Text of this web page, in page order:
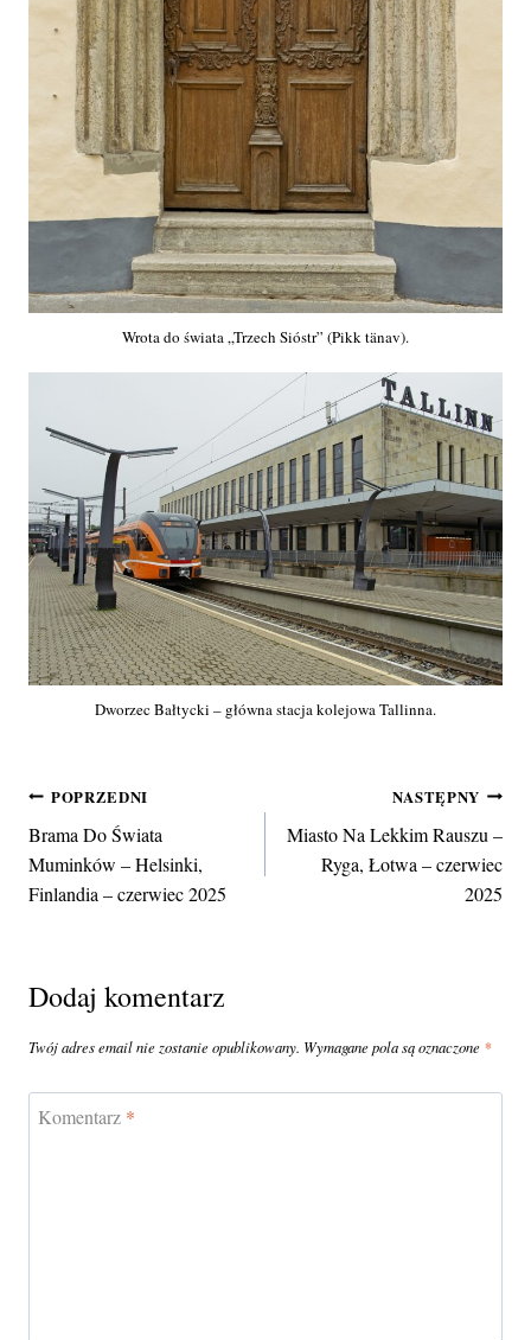
Wrota do świata „Trzech Sióstr” (Pikk tänav).
Dworzec Bałtycki – główna stacja kolejowa Tallinna.
Nawigacja
wpisu
POPRZEDNI
Brama Do Świata
Muminków – Helsinki,
Finlandia – czerwiec 2025
NASTĘPNY
Miasto Na Lekkim Rauszu –
Ryga, Łotwa – czerwiec
2025
Dodaj komentarz
Twój adres email nie zostanie opublikowany. Wymagane pola są oznaczone *
Komentarz *